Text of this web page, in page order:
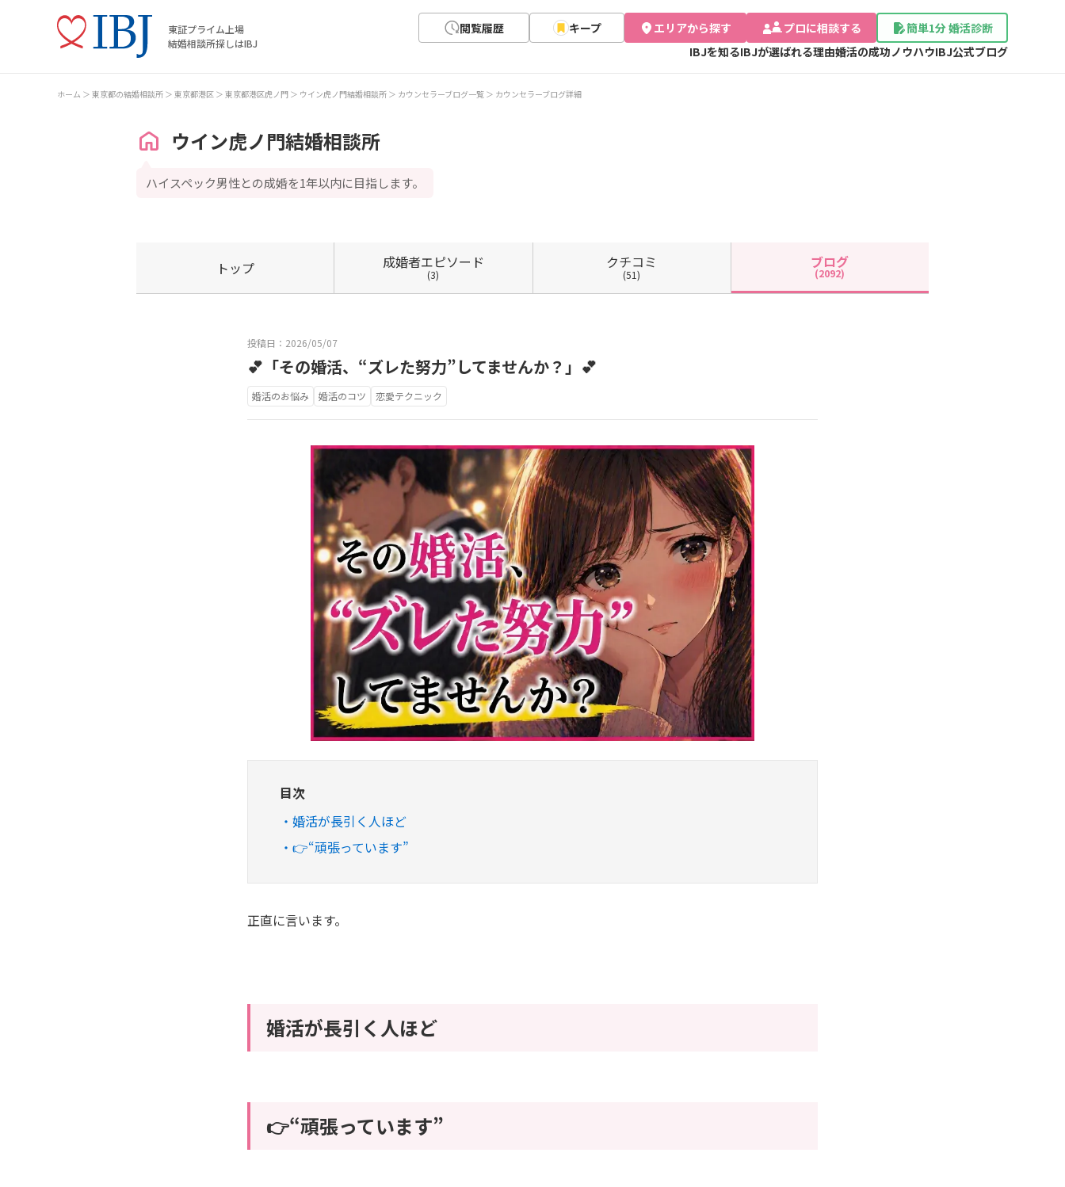
東証プライム上場
結婚相談所探しはIBJ
閲覧履歴 キープ エリアから探す プロに相談する
簡単1分 婚活診断
IBJを知るIBJが選ばれる理由婚活の成功ノウハウIBJ公式ブログ
ホーム 東京都の結婚相談所 東京都港区 東京都港区虎ノ門 ウイン虎ノ門結婚相談所 カウンセラーブログ一覧 カウンセラーブログ詳細
ウイン虎ノ門結婚相談所
ハイスペック男性との成婚を1年以内に目指します。
トップ 成婚者エピソード
(3)
クチコミ
(51)
ブログ
(2092)
投稿日：2026/05/07
💕「その婚活、“ズレた努力”してませんか？」💕
婚活のお悩み 婚活のコツ 恋愛テクニック
目次
婚活が長引く人ほど
👉“頑張っています”
正直に言います。
婚活が長引く人ほど
👉“頑張っています”